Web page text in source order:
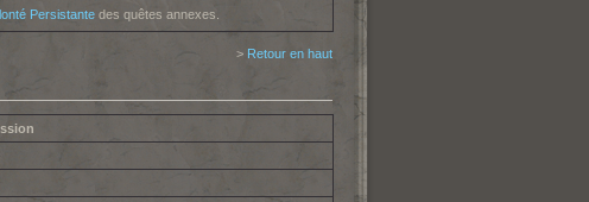
Persistante des quêtes annexes.
> Retour en haut